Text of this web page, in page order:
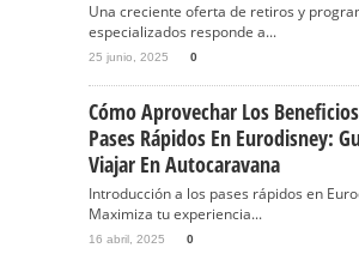
Una creciente oferta de retiros y
especializados responde a...
25 junio, 2025 0
Cómo Aprovechar Los
Pases Rápidos En Eurodisney:
Viajar En Autocaravana
Introducción a los pases rápidos en
Maximiza tu experiencia...
16 abril, 2025 0